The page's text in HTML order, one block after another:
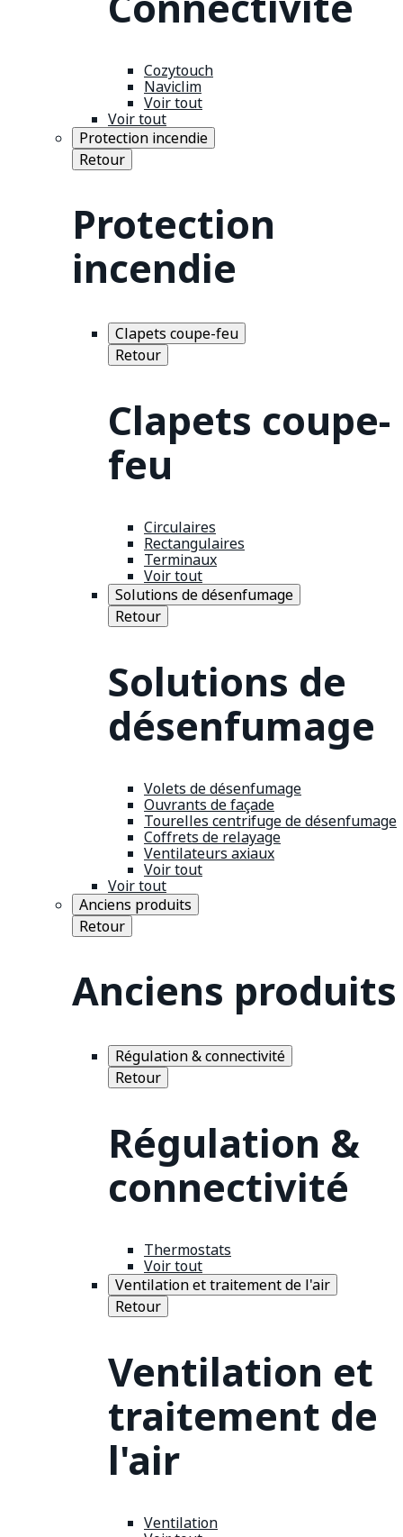
Cozytouch
Naviclim
Voir tout
Voir tout
Protection incendie
Retour
Protection
incendie
Clapets coupe-feu
Retour
Clapets coupe-
feu
Circulaires
Rectangulaires
Terminaux
Voir tout
Solutions de désenfumage
Retour
Solutions de
désenfumage
Volets de désenfumage
Ouvrants de façade
Tourelles centrifuge de désenfumage
Coffrets de relayage
Ventilateurs axiaux
Voir tout
Voir tout
Anciens produits
Retour
Anciens produits
Régulation & connectivité
Retour
Régulation &
connectivité
Thermostats
Voir tout
Ventilation et traitement de l'air
Retour
Ventilation et
traitement de
l'air
Ventilation